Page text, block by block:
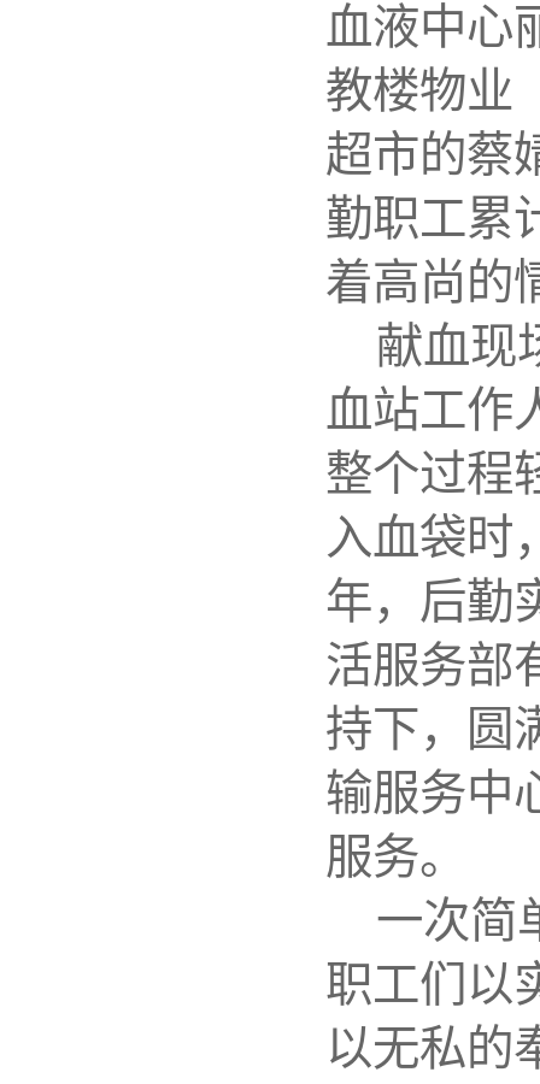
血液中心
教楼物业
超市的蔡
勤职工累
着高尚的
献血现
血站工作
整个过程
入血袋时
年，后勤
活服务部
持下，圆
输服务中
服务。
一次简
职工们以
以无私的